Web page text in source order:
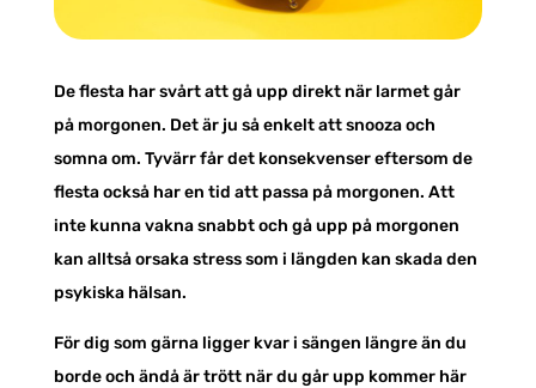
De flesta har svårt att gå upp direkt när larmet går
på morgonen. Det är ju så enkelt att snooza och
somna om. Tyvärr får det konsekvenser eftersom de
flesta också har en tid att passa på morgonen. Att
inte kunna vakna snabbt och gå upp på morgonen
kan alltså orsaka stress som i längden kan skada den
psykiska hälsan.
För dig som gärna ligger kvar i sängen längre än du
borde och ändå är trött när du går upp kommer här